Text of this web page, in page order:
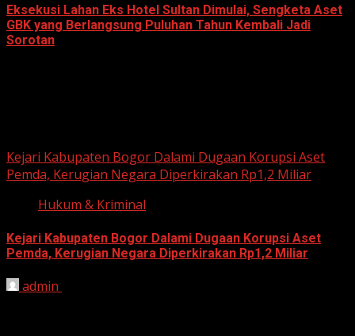
Eksekusi Lahan Eks Hotel Sultan Dimulai, Sengketa Aset
GBK yang Berlangsung Puluhan Tahun Kembali Jadi
Sorotan
Kejari Kabupaten Bogor Dalami Dugaan Korupsi Aset
Pemda, Kerugian Negara Diperkirakan Rp1,2 Miliar
Hukum & Kriminal
Kejari Kabupaten Bogor Dalami Dugaan Korupsi Aset
Pemda, Kerugian Negara Diperkirakan Rp1,2 Miliar
admin